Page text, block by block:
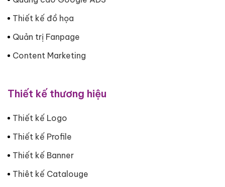
Thiết kế đồ họa
Quản trị Fanpage
Content Marketing
Thiết kế thương hiệu
Thiết kế Logo
Thiết kế Profile
Thiết kế Banner
Thiêt kế Catalouge